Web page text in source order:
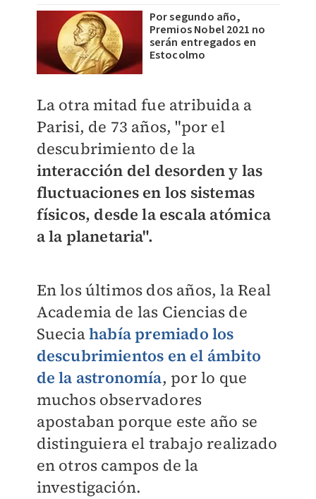
Por segundo año,
Premios Nobel 2021 no
serán entregados en
Estocolmo
La otra mitad fue atribuida a
Parisi, de 73 años, "por el
descubrimiento de la
interacción del desorden y las
fluctuaciones en los sistemas
físicos, desde la escala atómica
a la planetaria".
En los últimos dos años, la Real
Academia de las Ciencias de
Sueciahabía premiado los
descubrimientos en el ámbito
de la astronomía, por lo que
muchos observadores
apostaban porque este año se
distinguiera el trabajo realizado
en otros campos de la
investigación.